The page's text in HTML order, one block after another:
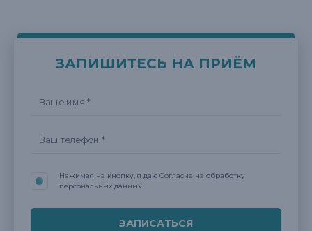
ЗАПИШИТЕСЬ НА ПРИЁМ
Нажимая на кнопку, я даю Согласие на обработку
персональных данных